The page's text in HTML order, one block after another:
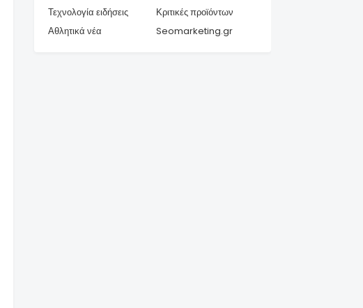
Τεχνολογία ειδήσεις
Κριτικές προϊόντων
Αθλητικά νέα
Seomarketing.gr